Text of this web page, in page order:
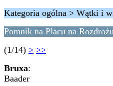
Kategoria ogólna > Wątki i
Pomnik na Placu na
(1/14) > >>
Bruxa:
Baader